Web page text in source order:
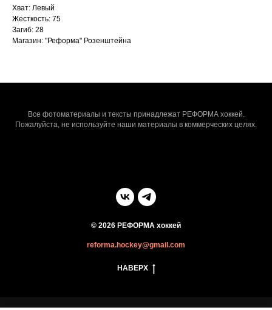
Хват: Левый
Жесткость: 75
Загиб: 28
Магазин: "Реформа" Розенштейна
Все фотоматериалы и тексты принадлежат РЕФОРМА хоккей.
Пожалуйста, не используйте наши материалы в коммерческих целях.
© 2026 РЕФОРМА хоккей
reforma.hockey@gmail.com
НАВЕРХ